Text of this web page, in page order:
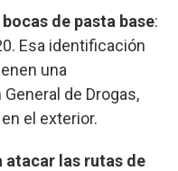
bocas de pasta base:
Esa identificación
una
de Drogas,
el exterior.
atacar las rutas de